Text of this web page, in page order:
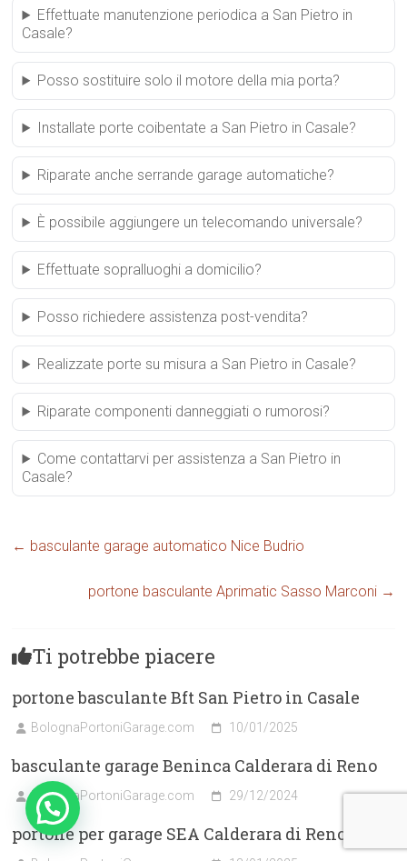
Effettuate manutenzione periodica a San Pietro in
Casale?
Posso sostituire solo il motore della mia porta?
Installate porte coibentate a San Pietro in Casale?
Riparate anche serrande garage automatiche?
È possibile aggiungere un telecomando universale?
Effettuate sopralluoghi a domicilio?
Posso richiedere assistenza post-vendita?
Realizzate porte su misura a San Pietro in Casale?
Riparate componenti danneggiati o rumorosi?
Come contattarvi per assistenza a San Pietro in
Casale?
← basculante garage automatico Nice Budrio
portone basculante Aprimatic Sasso Marconi →
Ti potrebbe piacere
portone basculante Bft San Pietro in Casale
BolognaPortoniGarage.com 10/01/2025
basculante garage Beninca Calderara di Reno
BolognaPortoniGarage.com 29/12/2024
portone per garage SEA Calderara di Reno